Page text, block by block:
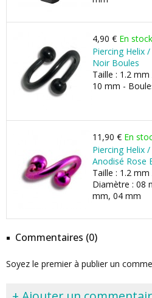
4,90 € En stock
Piercing Helix
Noir Boules
Taille : 1.2
10 mm -
11,90 € En
Piercing Helix
Anodisé Rose
Taille : 1.2
Diamètre : 08
mm, 04 mm
Commentaires (0)
Soyez le premier à publier un